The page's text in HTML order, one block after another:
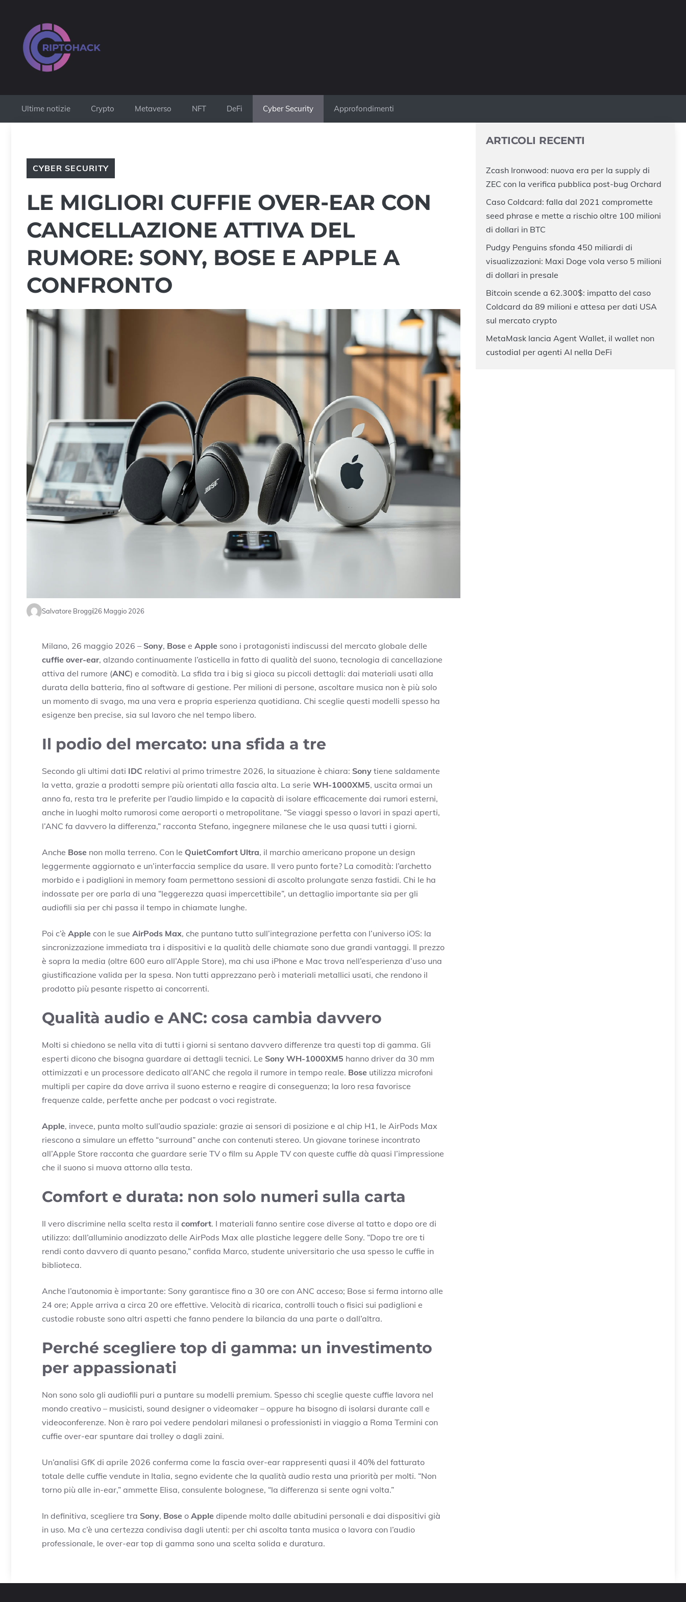
contenuto
Ultime notizie Crypto Metaverso NFT DeFi Cyber Security Approfondimenti
CYBER SECURITY
LE MIGLIORI CUFFIE OVER-EAR CON
CANCELLAZIONE ATTIVA DEL
RUMORE: SONY, BOSE E APPLE A
CONFRONTO
Salvatore Broggi26 Maggio 2026
Milano, 26 maggio 2026 – Sony, Bose e Apple sono i protagonisti indiscussi del mercato globale delle
cuffie over-ear, alzando continuamente l’asticella in fatto di qualità del suono, tecnologia di cancellazione
attiva del rumore (ANC) e comodità. La sfida tra i big si gioca su piccoli dettagli: dai materiali usati alla
durata della batteria, fino al software di gestione. Per milioni di persone, ascoltare musica non è più solo
un momento di svago, ma una vera e propria esperienza quotidiana. Chi sceglie questi modelli spesso ha
esigenze ben precise, sia sul lavoro che nel tempo libero.
Il podio del mercato: una sfida a tre
Secondo gli ultimi dati IDC relativi al primo trimestre 2026, la situazione è chiara: Sony tiene saldamente
la vetta, grazie a prodotti sempre più orientati alla fascia alta. La serie WH-1000XM5, uscita ormai un
anno fa, resta tra le preferite per l’audio limpido e la capacità di isolare efficacemente dai rumori esterni,
anche in luoghi molto rumorosi come aeroporti o metropolitane. “Se viaggi spesso o lavori in spazi aperti,
l’ANC fa davvero la differenza,” racconta Stefano, ingegnere milanese che le usa quasi tutti i giorni.
Anche Bose non molla terreno. Con le QuietComfort Ultra, il marchio americano propone un design
leggermente aggiornato e un’interfaccia semplice da usare. Il vero punto forte? La comodità: l’archetto
morbido e i padiglioni in memory foam permettono sessioni di ascolto prolungate senza fastidi. Chi le ha
indossate per ore parla di una “leggerezza quasi impercettibile”, un dettaglio importante sia per gli
audiofili sia per chi passa il tempo in chiamate lunghe.
Poi c’è Apple con le sue AirPods Max, che puntano tutto sull’integrazione perfetta con l’universo iOS: la
sincronizzazione immediata tra i dispositivi e la qualità delle chiamate sono due grandi vantaggi. Il prezzo
è sopra la media (oltre 600 euro all’Apple Store), ma chi usa iPhone e Mac trova nell’esperienza d’uso una
giustificazione valida per la spesa. Non tutti apprezzano però i materiali metallici usati, che rendono il
prodotto più pesante rispetto ai concorrenti.
Qualità audio e ANC: cosa cambia davvero
Molti si chiedono se nella vita di tutti i giorni si sentano davvero differenze tra questi top di gamma. Gli
esperti dicono che bisogna guardare ai dettagli tecnici. Le Sony WH-1000XM5 hanno driver da 30 mm
ottimizzati e un processore dedicato all’ANC che regola il rumore in tempo reale. Bose utilizza microfoni
multipli per capire da dove arriva il suono esterno e reagire di conseguenza; la loro resa favorisce
frequenze calde, perfette anche per podcast o voci registrate.
Apple, invece, punta molto sull’audio spaziale: grazie ai sensori di posizione e al chip H1, le AirPods Max
riescono a simulare un effetto “surround” anche con contenuti stereo. Un giovane torinese incontrato
all’Apple Store racconta che guardare serie TV o film su Apple TV con queste cuffie dà quasi l’impressione
che il suono si muova attorno alla testa.
Comfort e durata: non solo numeri sulla carta
Il vero discrimine nella scelta resta il comfort. I materiali fanno sentire cose diverse al tatto e dopo ore di
utilizzo: dall’alluminio anodizzato delle AirPods Max alle plastiche leggere delle Sony. “Dopo tre ore ti
rendi conto davvero di quanto pesano,” confida Marco, studente universitario che usa spesso le cuffie in
biblioteca.
Anche l’autonomia è importante: Sony garantisce fino a 30 ore con ANC acceso; Bose si ferma intorno alle
24 ore; Apple arriva a circa 20 ore effettive. Velocità di ricarica, controlli touch o fisici sui padiglioni e
custodie robuste sono altri aspetti che fanno pendere la bilancia da una parte o dall’altra.
Perché scegliere top di gamma: un investimento
per appassionati
Non sono solo gli audiofili puri a puntare su modelli premium. Spesso chi sceglie queste cuffie lavora nel
mondo creativo – musicisti, sound designer o videomaker – oppure ha bisogno di isolarsi durante call e
videoconferenze. Non è raro poi vedere pendolari milanesi o professionisti in viaggio a Roma Termini con
cuffie over-ear spuntare dai trolley o dagli zaini.
Un’analisi GfK di aprile 2026 conferma come la fascia over-ear rappresenti quasi il 40% del fatturato
totale delle cuffie vendute in Italia, segno evidente che la qualità audio resta una priorità per molti. “Non
torno più alle in-ear,” ammette Elisa, consulente bolognese, “la differenza si sente ogni volta.”
In definitiva, scegliere tra Sony, Bose o Apple dipende molto dalle abitudini personali e dai dispositivi già
in uso. Ma c’è una certezza condivisa dagli utenti: per chi ascolta tanta musica o lavora con l’audio
professionale, le over-ear top di gamma sono una scelta solida e duratura.
ARTICOLI RECENTI
Zcash Ironwood: nuova era per la supply di
ZEC con la verifica pubblica post-bug Orchard
Caso Coldcard: falla dal 2021 compromette
seed phrase e mette a rischio oltre 100 milioni
di dollari in BTC
Pudgy Penguins sfonda 450 miliardi di
visualizzazioni: Maxi Doge vola verso 5 milioni
di dollari in presale
Bitcoin scende a 62.300$: impatto del caso
Coldcard da 89 milioni e attesa per dati USA
sul mercato crypto
MetaMask lancia Agent Wallet, il wallet non
custodial per agenti AI nella DeFi